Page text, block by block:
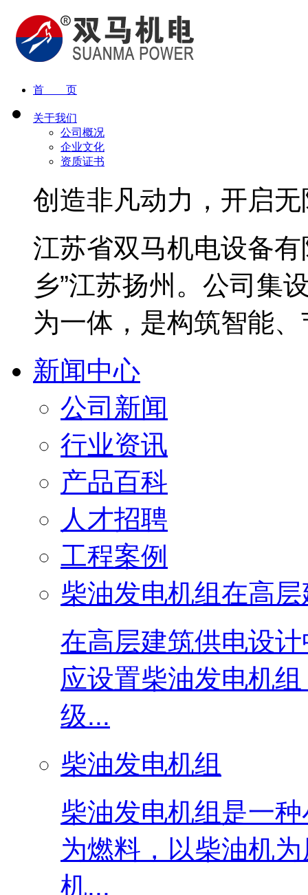
首 页
关于我们
公司概况
企业文化
资质证书
创造非凡动力，开启
江苏省双马机电设备
乡”江苏扬州。公司集
为一体，是构筑智能
新闻中心
公司新闻
行业资讯
产品百科
人才招聘
工程案例
柴油发电机组在高
在高层建筑供电设
应设置柴油发电机
级...
柴油发电机组
柴油发电机组是一
为燃料，以柴油机
机...